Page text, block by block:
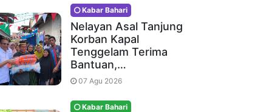
Kabar Bahari
Nelayan Asal Tanjung
Korban Kapal
Tenggelam Terima
Bantuan,…
07 Agu 2026
Kabar Bahari